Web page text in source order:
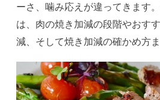
ーさ、噛み応えが違ってきます
は、肉の焼き加減の段階やおす
減、そして焼き加減の確かめ方